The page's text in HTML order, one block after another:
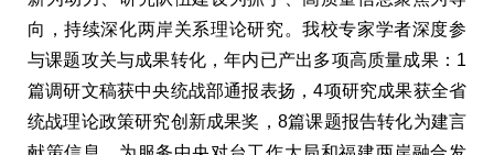
向，持续深化两岸关系理论研究。我校专家学者深度参
与课题攻关与成果转化，年内已产出多项高质量成果：1
篇调研文稿获中央统战部通报表扬，4项研究成果获全省
统战理论政策研究创新成果奖，8篇课题报告转化为建言